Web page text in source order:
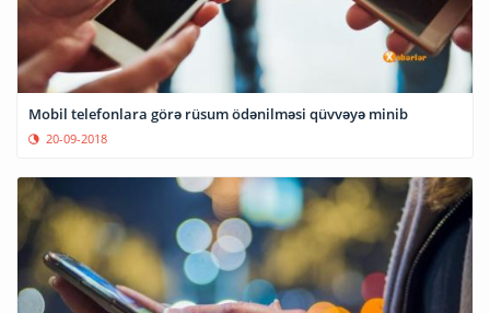
Mobil telefonlara görə rüsum ödənilməsi qüvvəyə minib
20-09-2018